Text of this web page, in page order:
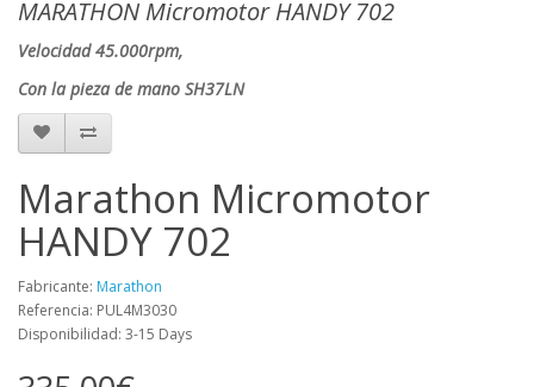
MARATHON Micromotor HANDY 702
Velocidad 45.000rpm,
Con la pieza de mano SH37LN
Marathon Micromotor
HANDY 702
Fabricante: Marathon
Referencia: PUL4M3030
Disponibilidad: 3-15 Days